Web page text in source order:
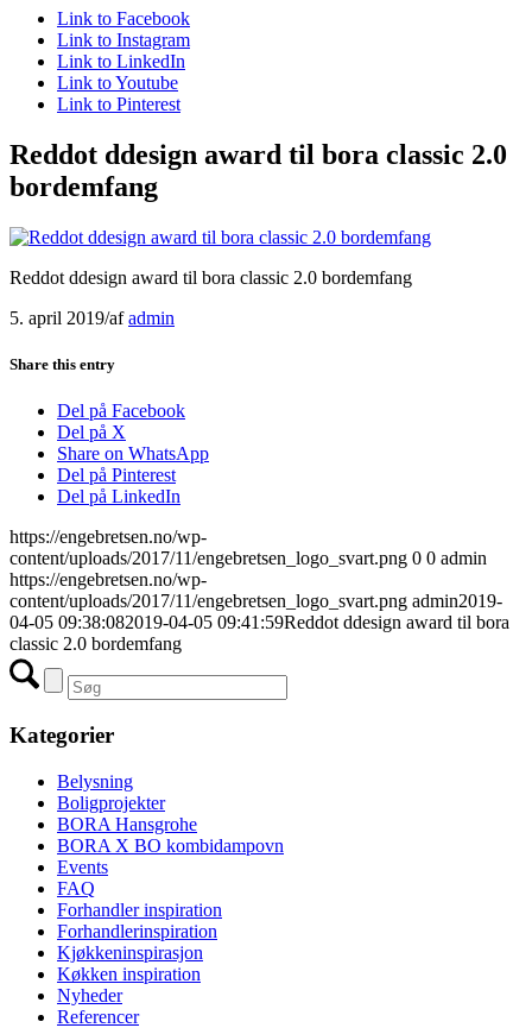
Link to Facebook
Link to Instagram
Link to LinkedIn
Link to Youtube
Link to Pinterest
Reddot ddesign award til bora classic 2.0
bordemfang
Reddot ddesign award til bora classic 2.0 bordemfang
5. april 2019/afadmin
Share this entry
Del på Facebook
Del på X
Share on WhatsApp
Del på Pinterest
Del på LinkedIn
https://engebretsen.no/wp-
content/uploads/2017/11/engebretsen_logo_svart.png 0 0 admin
https://engebretsen.no/wp-
content/uploads/2017/11/engebretsen_logo_svart.png admin2019-
04-05 09:38:082019-04-05 09:41:59Reddot ddesign award til bora
classic 2.0 bordemfang
Kategorier
Belysning
Boligprojekter
BORA Hansgrohe
BORA X BO kombidampovn
Events
FAQ
Forhandler inspiration
Forhandlerinspiration
Kjøkkeninspirasjon
Køkken inspiration
Nyheder
Referencer